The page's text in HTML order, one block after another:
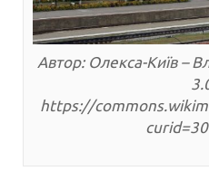
Автор: Олекса-Київ –
https://